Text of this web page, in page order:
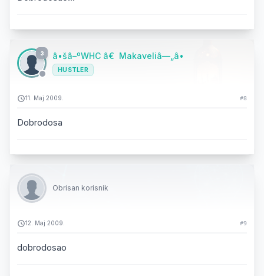
3 â•šâ–ºWHC â€ Makaveliâ—„â•
HUSTLER
11. Maj 2009. #8
Dobrodosa
Obrisan korisnik
12. Maj 2009. #9
dobrodosao